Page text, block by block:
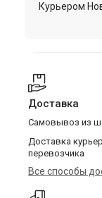
Курьером
Доставка
Самовывоз из
Доставка
перевозчика
Все способы